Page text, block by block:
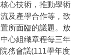
心技術，推動學術
及產學合作等，致
所面臨的議題。放
心組織章程每三年
務會議(111學年度